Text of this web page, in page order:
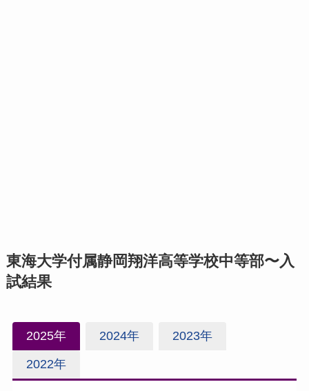
東海大学付属静岡翔洋高等学校中等部〜入
試結果
2025年 2024年 2023年
2022年